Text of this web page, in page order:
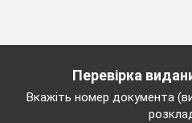
Перевірка
Вкажіть номер документа